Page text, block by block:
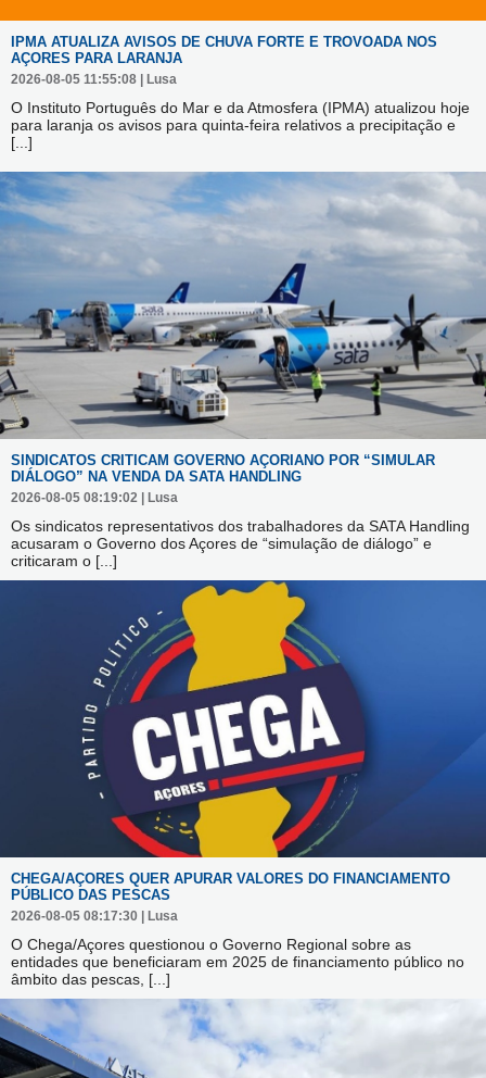
IPMA ATUALIZA AVISOS DE CHUVA FORTE E TROVOADA NOS
AÇORES PARA LARANJA
2026-08-05 11:55:08 | Lusa
O Instituto Português do Mar e da Atmosfera (IPMA) atualizou hoje
para laranja os avisos para quinta-feira relativos a precipitação e
[...]
SINDICATOS CRITICAM GOVERNO AÇORIANO POR “SIMULAR
DIÁLOGO” NA VENDA DA SATA HANDLING
2026-08-05 08:19:02 | Lusa
Os sindicatos representativos dos trabalhadores da SATA Handling
acusaram o Governo dos Açores de “simulação de diálogo” e
criticaram o [...]
CHEGA/AÇORES QUER APURAR VALORES DO FINANCIAMENTO
PÚBLICO DAS PESCAS
2026-08-05 08:17:30 | Lusa
O Chega/Açores questionou o Governo Regional sobre as
entidades que beneficiaram em 2025 de financiamento público no
âmbito das pescas, [...]